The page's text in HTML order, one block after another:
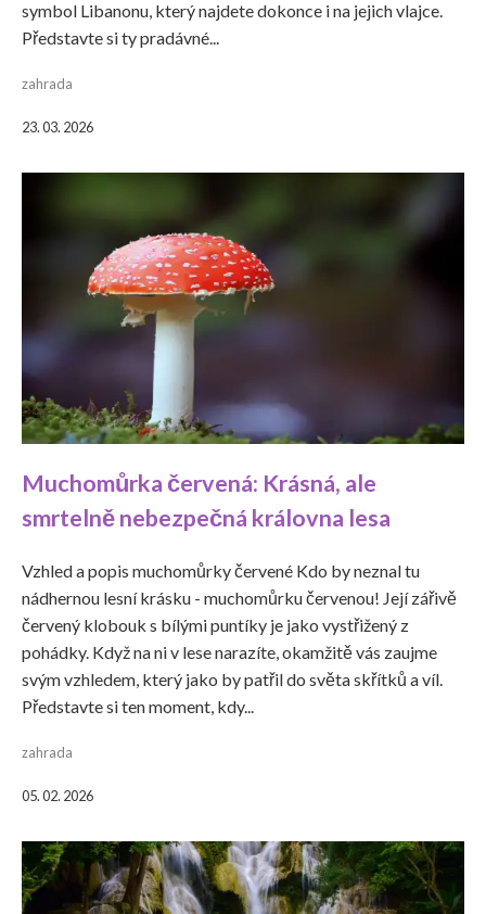
symbol Libanonu, který najdete dokonce i na jejich vlajce.
Představte si ty pradávné...
zahrada
23. 03. 2026
Muchomůrka červená: Krásná, ale
smrtelně nebezpečná královna lesa
Vzhled a popis muchomůrky červené Kdo by neznal tu
nádhernou lesní krásku - muchomůrku červenou! Její zářivě
červený klobouk s bílými puntíky je jako vystřižený z
pohádky. Když na ni v lese narazíte, okamžitě vás zaujme
svým vzhledem, který jako by patřil do světa skřítků a víl.
Představte si ten moment, kdy...
zahrada
05. 02. 2026